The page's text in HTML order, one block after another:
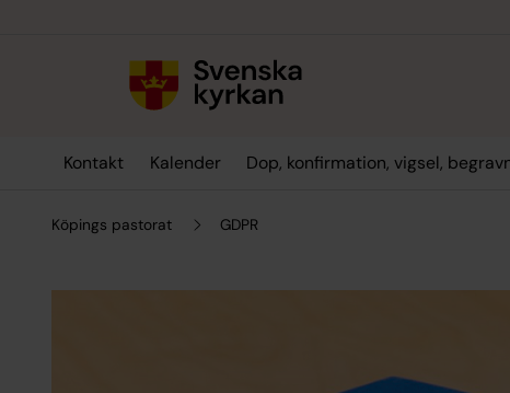
Kontakt Kalender Dop, konfirmation, vigsel,
Köpings pastorat GDPR